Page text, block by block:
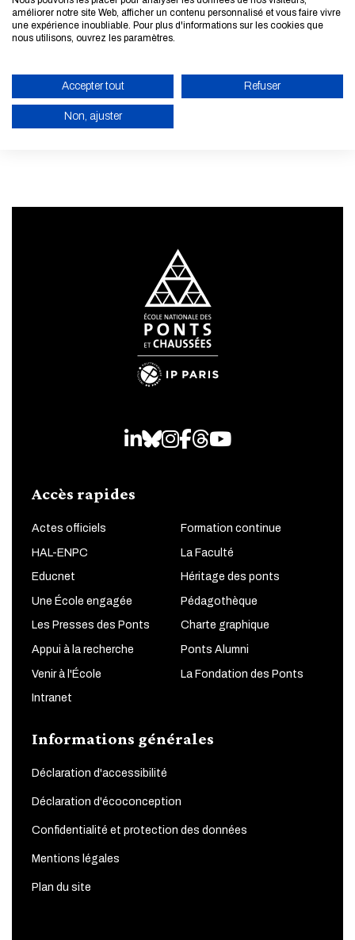
S'inscrire à la newsletter
LinkedIn
Bluesky
Instagram
Facebook
Threads
Youtube
Accès rapides
Actes officiels Formation continue
HAL-ENPC La Faculté
Educnet Héritage des ponts
Une École engagée Pédagothèque
Les Presses des Ponts Charte graphique
Appui à la recherche Ponts Alumni
Venir à l'École La Fondation des Ponts
Intranet
Informations générales
Déclaration d'accessibilité
Déclaration d'écoconception
Confidentialité et protection des données
Mentions légales
Plan du site
améliorer notre site Web, afficher un contenu personnalisé et vous faire vivre
une expérience inoubliable. Pour plus d'informations sur les cookies que
nous utilisons, ouvrez les paramètres.
Accepter tout Refuser
Non, ajuster